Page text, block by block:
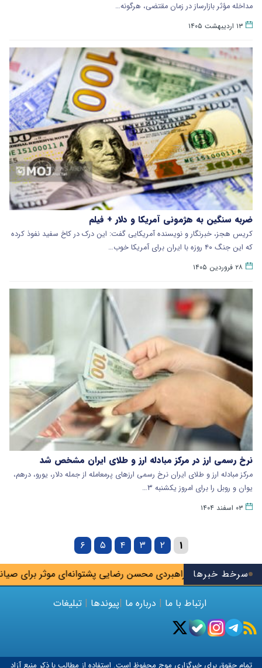
سرخط خبرها
ولایتی: نگاه راهبردی محسن رضایی پشتوانه‌ای موثر برای صیانت
مداخله مؤثر بازارساز در زمان مقتضی، هرگونه…
۱۳ اردیبهشت ۱۴۰۵
ضربه سنگین به هژمونی آمریکا و دلار + فیلم
کریس هجز، خبرنگار و نویسنده آمریکایی گفت: این درک در کاخ سفید نفوذ کرده
که این جنگ ۴۰ روزه با ایران برای آمریکا خوب…
۲۸ فروردین ۱۴۰۵
نرخ رسمی ارز در مرکز مبادله ارز و طلای ایران مشخص شد
مرکز مبادله ارز و طلای ایران نرخ رسمی ارزهای پرمعامله از جمله دلار، یورو، درهم،
یوان و روبل را برای امروز یکشنبه ۳…
۰۳ اسفند ۱۴۰۴
۱ ۲ ۳ ۴ ۵ ۶
ارتباط با ما | درباره ما |پیوندها | تبلیغات
تمام حقوق برای خبرگزاری موج محفوظ است. استفاده از مطالب با ذکر منبع آزاد